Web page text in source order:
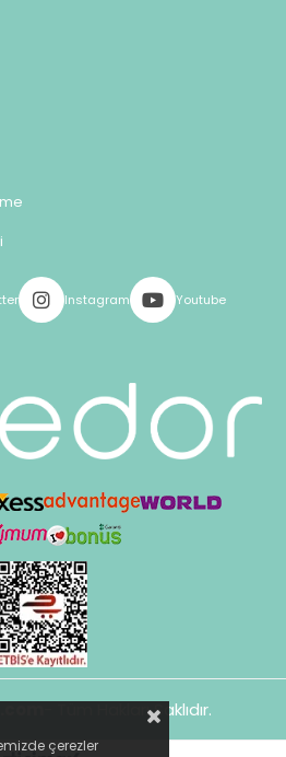
Instagram Youtube
- Tüm Hakları Saklıdır.
çerezler